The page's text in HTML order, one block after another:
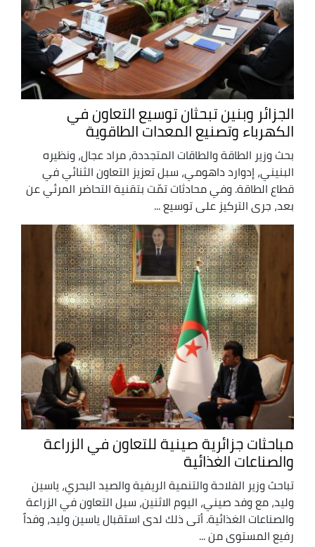
الجزائر وبنين تبحثان توسيع التعاون في
الكهرباء وتصنيع المعدات الطاقوية
بحث وزير الطاقة والطاقات المتجددة، مراد عجال، ونظيره
البنيني، إدوارد داهومي، سبل تعزيز التعاون الثنائي في
قطاع الطاقة. وفي محادثات تمّت بتقنية التحاضر المرئي عن
بعد، جرى التركيز على توسيع ...
مباحثات جزائرية صينية للتعاون في الزراعة
والصناعات الغذائية
تباحث وزير الفلاحة والتنمية الريفية والصيد البحري، ياسين
وليد، مع وفد صيني، اليوم الاثنين، سبل التعاون في الزراعة
والصناعات الغذائية. أتى ذلك لدى استقبال ياسين وليد، وفداً
رفيع المستوى من ...